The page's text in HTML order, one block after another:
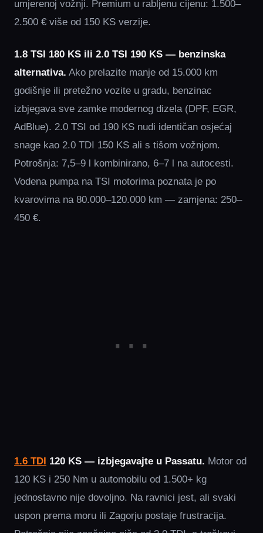
umjerenoj vožnji. Premium u rabljenu cijenu: 1.500–
2.500 € više od 150 KS verzije.
1.8 TSI 180 KS ili 2.0 TSI 190 KS — benzinska
alternativa. Ako prelazite manje od 15.000 km
godišnje ili pretežno vozite u gradu, benzinac
izbjegava sve zamke modernog dizela (DPF, EGR,
AdBlue). 2.0 TSI od 190 KS nudi identičan osjećaj
snage kao 2.0 TDI 150 KS ali s tišom vožnjom.
Potrošnja: 7,5–9 l kombinirano, 6–7 l na autocesti.
Vodena pumpa na TSI motorima poznata je po
kvarovima na 80.000–120.000 km — zamjena: 250–
450 €.
1.6 TDI 120 KS — izbjegavajte u Passatu. Motor od
120 KS i 250 Nm u automobilu od 1.500+ kg
jednostavno nije dovoljno. Na ravnici jest, ali svaki
uspon prema moru ili Zagorju postaje frustracija.